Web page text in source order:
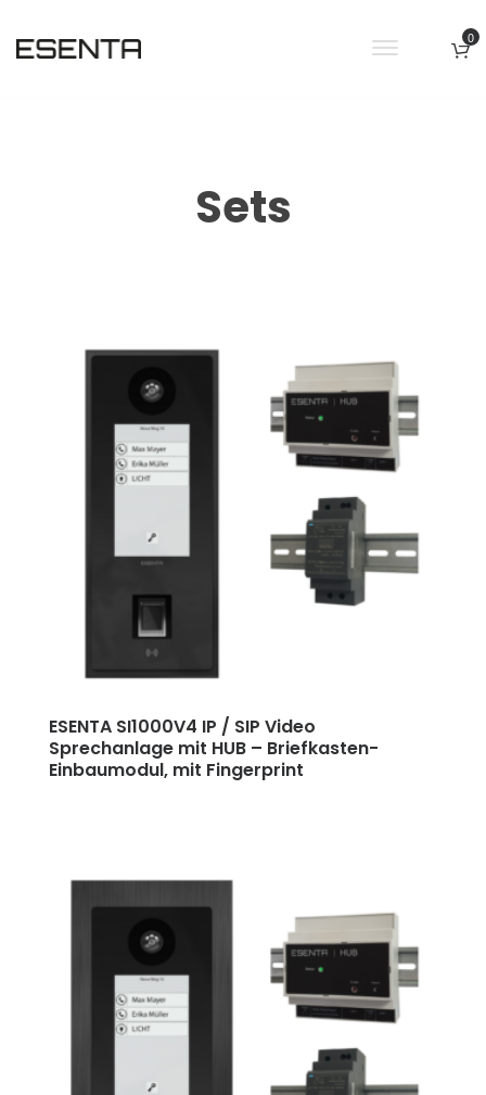
0
Sets
ESENTA SI1000V4 IP / SIP Video
Sprechanlage mit HUB – Briefkasten-
Einbaumodul, mit Fingerprint